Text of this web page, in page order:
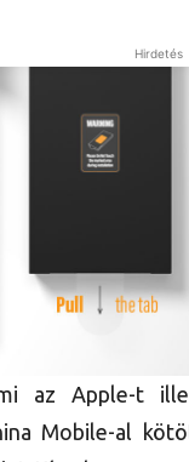
Hirdetés
az Apple-t
Mobile-al